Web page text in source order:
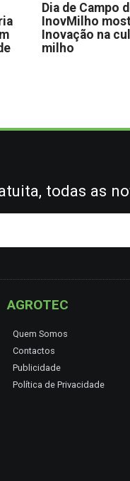
Dia de Campo
InovMilho
Inovação na
milho
todas as
AGROTEC
Quem Somos
Contactos
Publicidade
Política de Privacidade